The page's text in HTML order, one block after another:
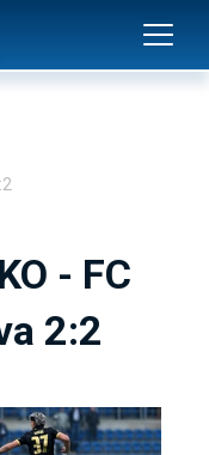
- FC
2:2